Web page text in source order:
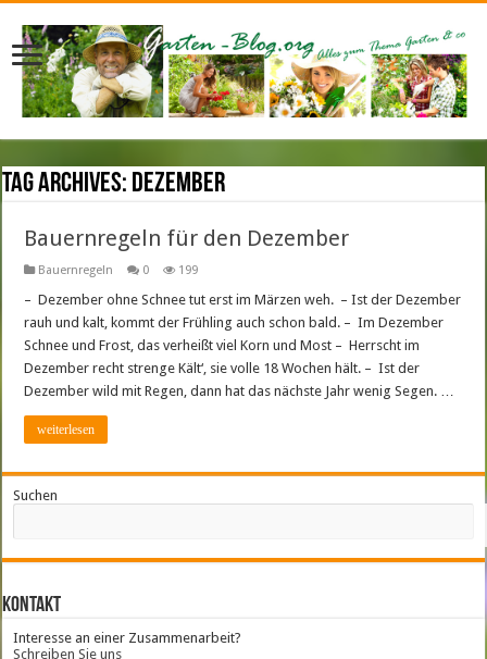
Tag Archives: Dezember
Bauernregeln für den Dezember
Bauernregeln 0 199
– Dezember ohne Schnee tut erst im Märzen weh. – Ist der Dezember
rauh und kalt, kommt der Frühling auch schon bald. – Im Dezember
Schnee und Frost, das verheißt viel Korn und Most – Herrscht im
Dezember recht strenge Kält‘, sie volle 18 Wochen hält. – Ist der
Dezember wild mit Regen, dann hat das nächste Jahr wenig Segen. …
weiterlesen
Suchen
Kontakt
Interesse an einer Zusammenarbeit?
Schreiben Sie uns